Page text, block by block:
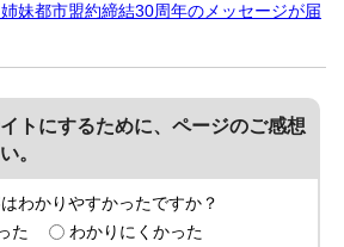
妹都市盟約締結30周年のメッセージが届
トにするために、ページのご感想
。
わかりやすかったですか？
た
わかりにくかった